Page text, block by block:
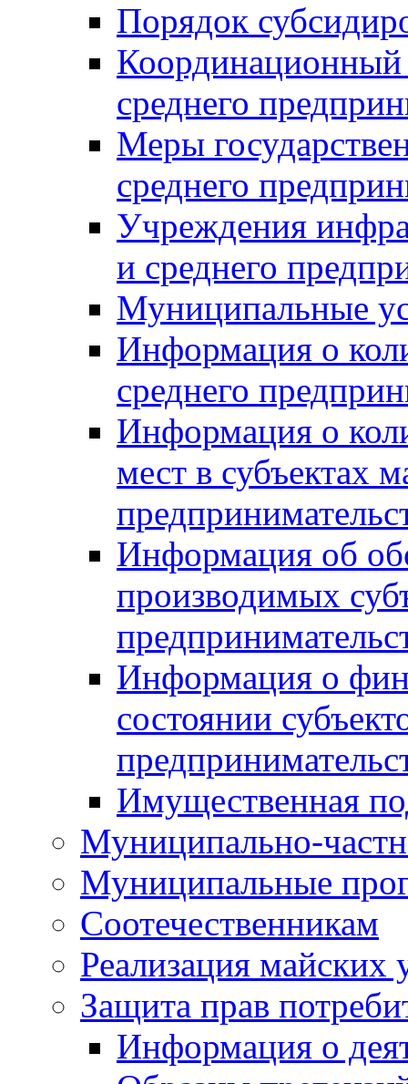
Порядок
Координационный
среднего
Меры
среднего
Учреждения
и среднего
Муниципальные
Информация о
среднего
Информация о
мест в субъектах
Информация об
производимых
Информация о
состоянии
Имущественная
Муниципально-
Муниципальные
Соотечественникам
Реализация майских
Защита прав
Информация о